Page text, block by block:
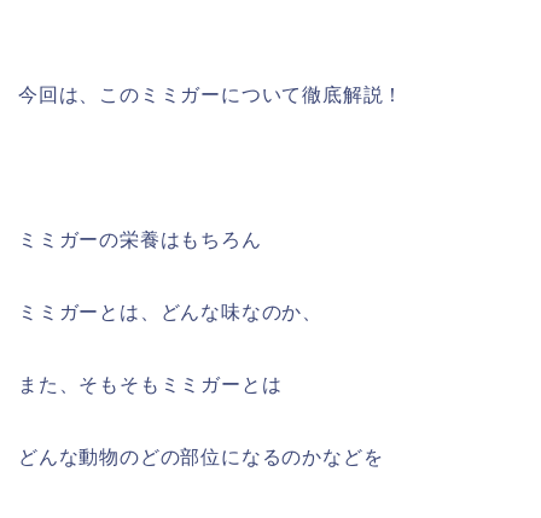
今回は、このミミガーについて徹底解説！
ミミガーの栄養はもちろん
ミミガーとは、どんな味なのか、
また、そもそもミミガーとは
どんな動物のどの部位になるのかなどを